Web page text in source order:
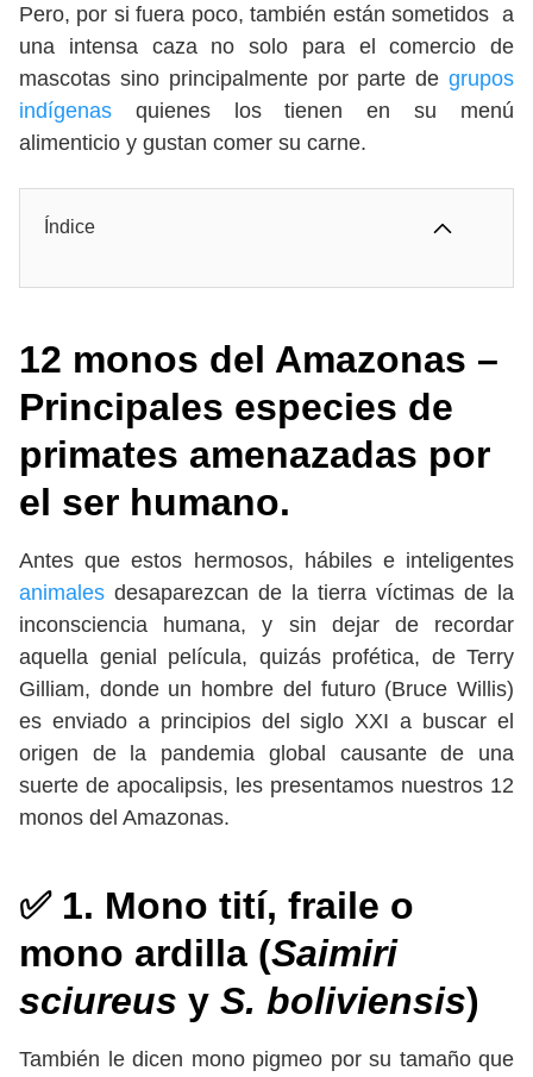
Pero, por si fuera poco, también están sometidos a
una intensa caza no solo para el comercio de
mascotas sino principalmente por parte de grupos
indígenas quienes los tienen en su menú
alimenticio y gustan comer su carne.
Índice
12 monos del Amazonas –
Principales especies de
primates amenazadas por
el ser humano.
Antes que estos hermosos, hábiles e inteligentes
animales desaparezcan de la tierra víctimas de la
inconsciencia humana, y sin dejar de recordar
aquella genial película, quizás profética, de Terry
Gilliam, donde un hombre del futuro (Bruce Willis)
es enviado a principios del siglo XXI a buscar el
origen de la pandemia global causante de una
suerte de apocalipsis, les presentamos nuestros 12
monos del Amazonas.
✅ 1. Mono tití, fraile o
mono ardilla (Saimiri
sciureus y S. boliviensis)
También le dicen mono pigmeo por su tamaño que